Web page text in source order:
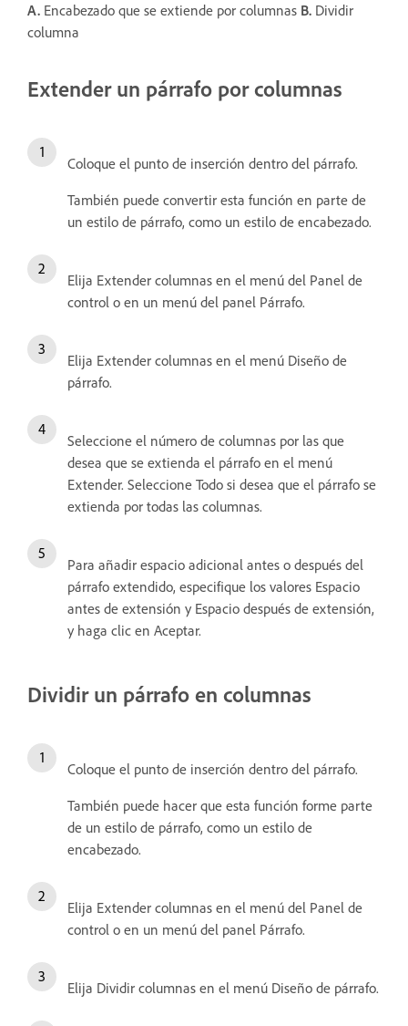
A. Encabezado que se extiende por columnas B. Dividir
columna
Extender un párrafo por columnas
Coloque el punto de inserción dentro del párrafo.
También puede convertir esta función en parte de
un estilo de párrafo, como un estilo de encabezado.
Elija Extender columnas en el menú del Panel de
control o en un menú del panel Párrafo.
Elija Extender columnas en el menú Diseño de
párrafo.
Seleccione el número de columnas por las que
desea que se extienda el párrafo en el menú
Extender. Seleccione Todo si desea que el párrafo se
extienda por todas las columnas.
Para añadir espacio adicional antes o después del
párrafo extendido, especifique los valores Espacio
antes de extensión y Espacio después de extensión,
y haga clic en Aceptar.
Dividir un párrafo en columnas
Coloque el punto de inserción dentro del párrafo.
También puede hacer que esta función forme parte
de un estilo de párrafo, como un estilo de
encabezado.
Elija Extender columnas en el menú del Panel de
control o en un menú del panel Párrafo.
Elija Dividir columnas en el menú Diseño de párrafo.